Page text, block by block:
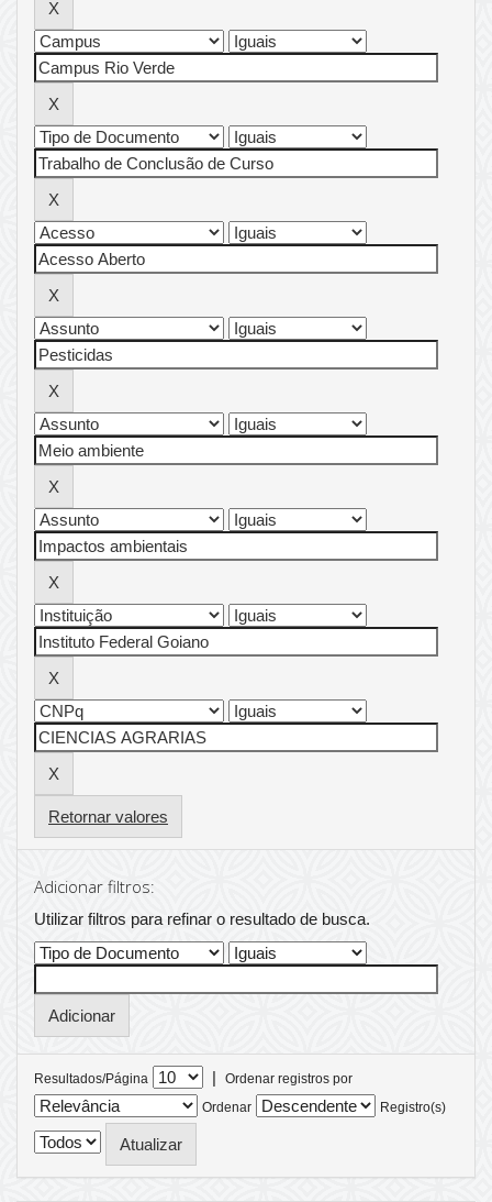
Retornar valores
Adicionar filtros:
Utilizar filtros para refinar o resultado de busca.
Resultados/Página |
Ordenar registros por
Ordenar
Registro(s)